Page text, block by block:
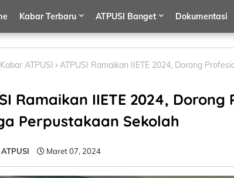
Kabar Terbaru ATPUSI Banget Dokumentasi
Kabar ATPUSI
ATPUSI Ramaikan IIETE 2024, Dorong
Ramaikan IIETE 2024,
Perpustakaan Sekolah
ATPUSI Maret 07, 2024